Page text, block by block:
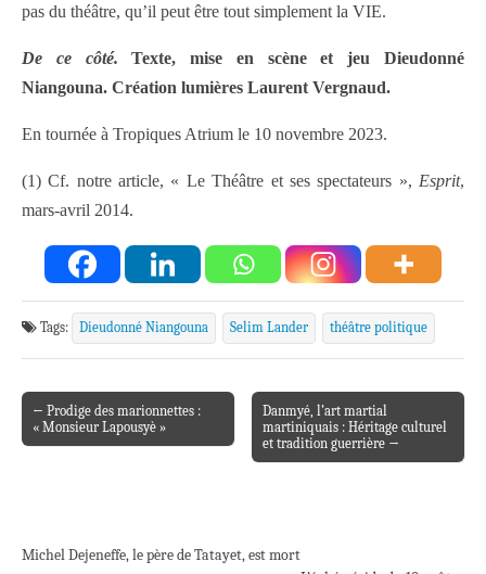
pas du théâtre, qu’il peut être tout simplement la VIE.
De ce côté. Texte, mise en scène et jeu Dieudonné
Niangouna. Création lumières Laurent Vergnaud.
En tournée à Tropiques Atrium le 10 novembre 2023.
(1) Cf. notre article, « Le Théâtre et ses spectateurs », Esprit,
mars-avril 2014.
Tags: Dieudonné Niangouna Selim Lander théâtre politique
Post navigation
← Prodige des marionnettes :
« Monsieur Lapousyè »
Danmyé, l’art martial
martiniquais : Héritage culturel
et tradition guerrière →
Michel Dejeneffe, le père de Tatayet, est mort